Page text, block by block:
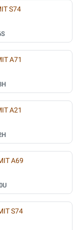
S74
A71
A21
A69
S74